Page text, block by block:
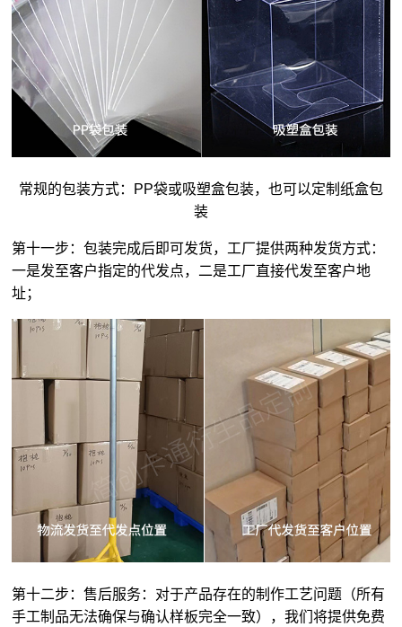
常规的包装方式：PP袋或吸塑盒包装，也可以定制纸盒包
装
第十一步：包装完成后即可发货，工厂提供两种发货方式：
一是发至客户指定的代发点，二是工厂直接代发至客户地
址；
第十二步：售后服务：对于产品存在的制作工艺问题（所有
手工制品无法确保与确认样板完全一致），我们将提供免费